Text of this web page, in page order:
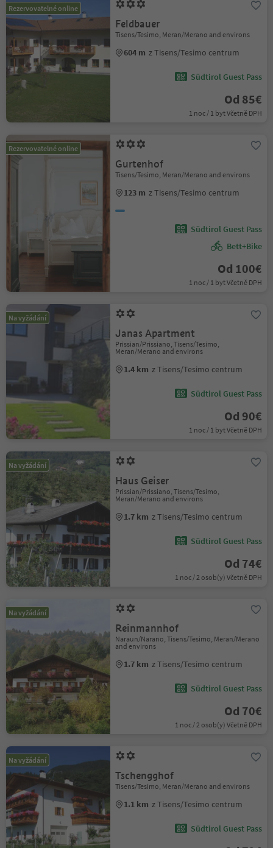
Rezervovatelné online
Feldbauer
Tisens/Tesimo, Meran/Merano and environs
604 m z Tisens/Tesimo centrum
Südtirol Guest Pass
Od 85€
1 noc / 1 byt Včetně DPH
Rezervovatelné online
Gurtenhof
Tisens/Tesimo, Meran/Merano and environs
123 m z Tisens/Tesimo centrum
Südtirol Guest Pass
Bett+Bike
Od 100€
1 noc / 1 byt Včetně DPH
Na vyžádání
Janas Apartment
Prissian/Prissiano, Tisens/Tesimo,
Meran/Merano and environs
1.4 km z Tisens/Tesimo centrum
Südtirol Guest Pass
Od 90€
1 noc / 1 byt Včetně DPH
Na vyžádání
Haus Geiser
Prissian/Prissiano, Tisens/Tesimo,
Meran/Merano and environs
1.7 km z Tisens/Tesimo centrum
Südtirol Guest Pass
Od 74€
1 noc / 2 osob(y) Včetně DPH
Na vyžádání
Reinmannhof
Naraun/Narano, Tisens/Tesimo, Meran/Merano
and environs
1.7 km z Tisens/Tesimo centrum
Südtirol Guest Pass
Od 70€
1 noc / 2 osob(y) Včetně DPH
Na vyžádání
Tschengghof
Tisens/Tesimo, Meran/Merano and environs
1.1 km z Tisens/Tesimo centrum
Südtirol Guest Pass